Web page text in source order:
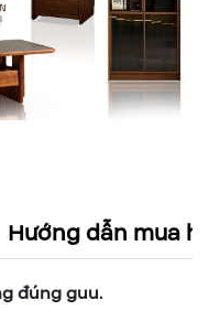
Hướng dẫn mua
đúng guu.